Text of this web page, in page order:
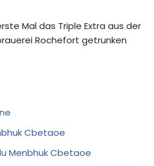
Mal das Triple Extra aus der
Rochefort getrunken
Cbetaoe
Menbhuk Cbetaoe